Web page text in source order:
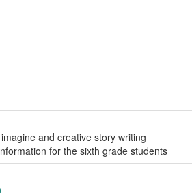
and creative story writing
for the sixth grade students